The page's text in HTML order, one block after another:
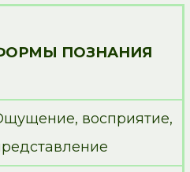
ПОЗНАНИЯ
восприятие,